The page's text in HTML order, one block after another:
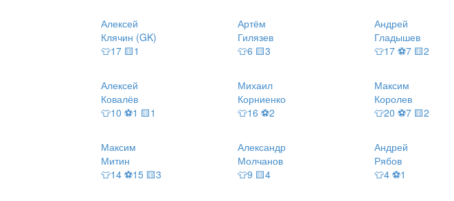
Алексей
Клячин (GK)
👕17 🟨1
Артём
Гилязев
👕6 🟨3
Андрей
Гладышев
👕17 ⚽7 🟨2
Алексей
Ковалёв
👕10 ⚽1 🟨1
Михаил
Корниенко
👕16 ⚽2
Максим
Королев
👕20 ⚽7 🟨2
Максим
Митин
👕14 ⚽15 🟨3
Александр
Молчанов
👕9 🟨4
Андрей
Рябов
👕4 ⚽1